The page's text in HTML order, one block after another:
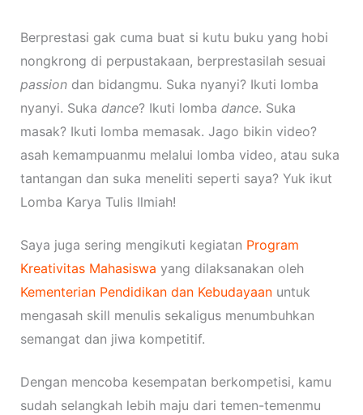
Berprestasi gak cuma buat si kutu buku yang hobi
nongkrong di perpustakaan, berprestasilah sesuai
passiondan bidangmu. Suka nyanyi? Ikuti lomba
nyanyi. Suka dance? Ikuti lomba dance. Suka
masak? Ikuti lomba memasak. Jago bikin video?
asah kemampuanmu melalui lomba video, atau suka
tantangan dan suka meneliti seperti saya? Yuk ikut
Lomba Karya Tulis Ilmiah!
Saya juga sering mengikuti kegiatan Program
Kreativitas Mahasiswa yang dilaksanakan oleh
Kementerian Pendidikan dan Kebudayaanuntuk
mengasah skill menulis sekaligus menumbuhkan
semangat dan jiwa kompetitif.
Dengan mencoba kesempatan berkompetisi, kamu
sudah selangkah lebih maju dari temen-temenmu